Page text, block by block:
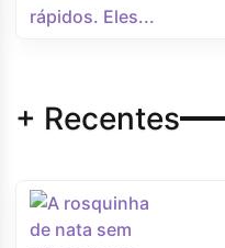
+ Recentes